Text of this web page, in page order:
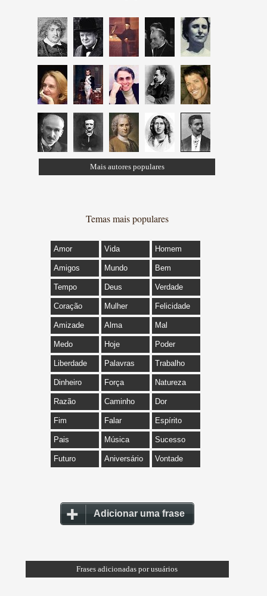
Mais autores populares
Temas mais populares
Amor Vida Homem
Amigos Mundo Bem
Tempo Deus Verdade
Coração Mulher Felicidade
Amizade Alma Mal
Medo Hoje Poder
Liberdade Palavras Trabalho
Dinheiro Força Natureza
Razão Caminho Dor
Fim Falar Espírito
Pais Música Sucesso
Futuro Aniversário Vontade
Adicionar uma frase
Frases adicionadas por usuários